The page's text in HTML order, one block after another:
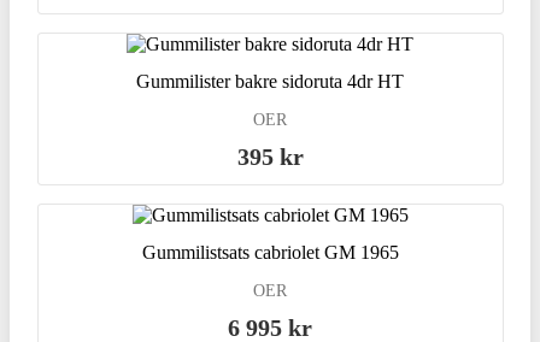
Gummilister bakre sidoruta 4dr HT
OER
395 kr
Gummilistsats cabriolet GM 1965
OER
6 995 kr